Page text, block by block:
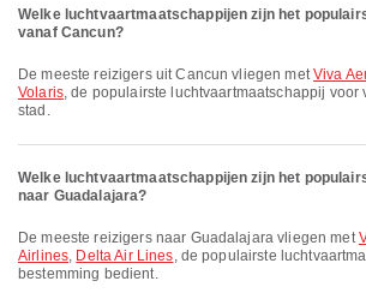
Welke luchtvaartmaatschappijen zijn het
vanaf Cancun?
De meeste reizigers uit Cancun vliegen metViva
Volaris, de populairste luchtvaartmaatschappij voor
stad.
Welke luchtvaartmaatschappijen zijn het
naar Guadalajara?
De meeste reizigers naar Guadalajara vliegen met
Airlines, Delta Air Lines, de populairste
bestemming bedient.